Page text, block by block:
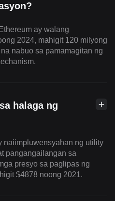
ay walang
2024, mahigit 120 milyong
nabuo sa pamamagitan ng
halaga ng
naiimpluwensyahan ng utility
pangangailangan sa
presyo sa paglipas ng
$4878 noong 2021.